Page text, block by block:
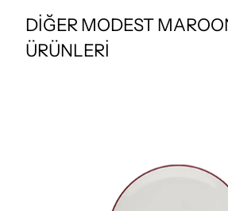
DİĞER MODEST
ÜRÜNLERİ